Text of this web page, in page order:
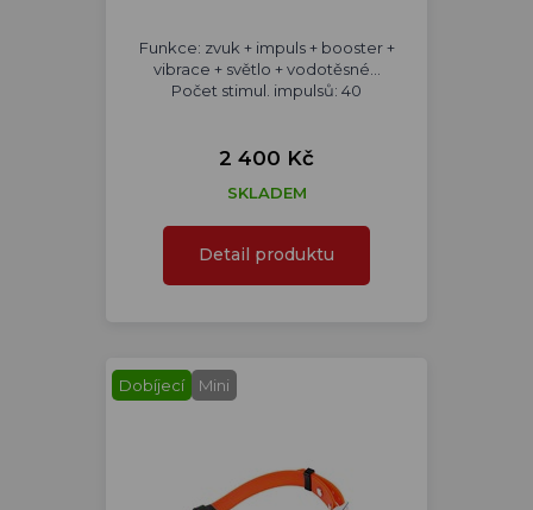
Funkce: zvuk + impuls + booster +
vibrace + světlo + vodotěsné...
Počet stimul. impulsů: 40
2 400 Kč
SKLADEM
Detail produktu
Dobíjecí Mini